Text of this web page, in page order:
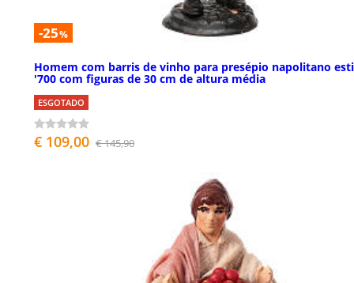
-25%
Homem com barris de vinho para presépio napolitano
'700 com figuras de 30 cm de altura média
ESGOTADO
€ 109,00 € 145,90